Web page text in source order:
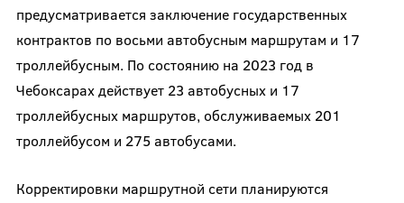
предусматривается заключение государственных
контрактов по восьми автобусным маршрутам и 17
троллейбусным. По состоянию на 2023 год в
Чебоксарах действует 23 автобусных и 17
троллейбусных маршрутов, обслуживаемых 201
троллейбусом и 275 автобусами.
Корректировки маршрутной сети планируются